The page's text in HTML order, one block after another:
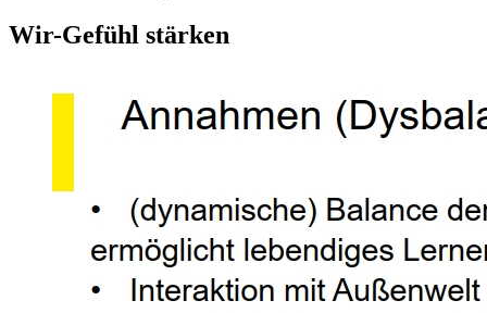
Wir-Gefühl stärken